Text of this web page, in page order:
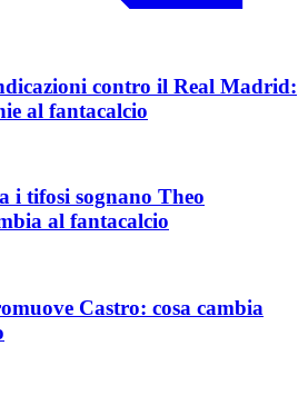
contro il Real Madrid:
al fantacalcio
i tifosi sognano Theo
al fantacalcio
Castro: cosa cambia